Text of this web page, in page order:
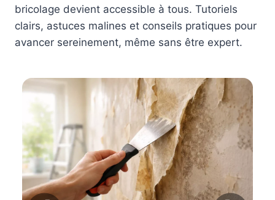
bricolage devient accessible à tous. Tutoriels
clairs, astuces malines et conseils pratiques pour
avancer sereinement, même sans être expert.